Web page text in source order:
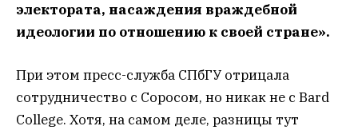
электората, насаждения враждебной
идеологии по отношению к своей стране».
При этом пресс-служба СПбГУ отрицала
сотрудничество с Соросом, но никак не с Bard
College. Хотя, на самом деле, разницы тут